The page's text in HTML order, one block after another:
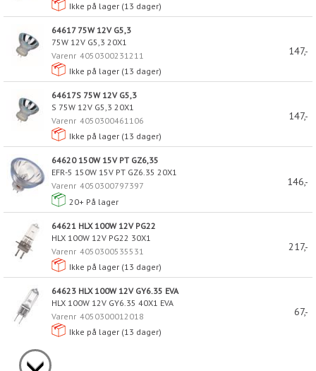
Ikke på lager (13 dager)
64617 75W 12V G5,3
75W 12V G5,3 20X1
Varenr 4050300231211
Ikke på lager (13 dager)
147,-
64617S 75W 12V G5,3
S 75W 12V G5,3 20X1
Varenr 4050300461106
Ikke på lager (13 dager)
147,-
64620 150W 15V PT GZ6,35
EFR-5 150W 15V PT GZ6.35 20X1
Varenr 4050300797397
20+ På lager
146,-
64621 HLX 100W 12V PG22
HLX 100W 12V PG22 30X1
Varenr 4050300535531
Ikke på lager (13 dager)
217,-
64623 HLX 100W 12V GY6.35 EVA
HLX 100W 12V GY6.35 40X1 EVA
Varenr 4050300012018
Ikke på lager (13 dager)
67,-